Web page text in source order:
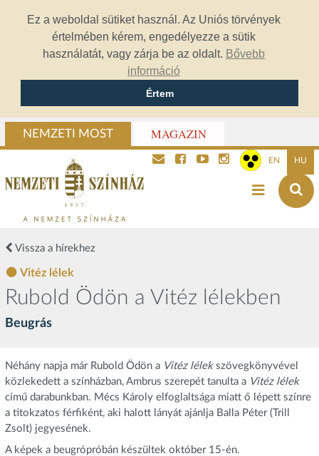
Ez a weboldal sütiket használ. Az Uniós törvények
értelmében kérem, engedélyezze a sütik
használatát, vagy zárja be az oldalt. Bővebb
információ
Értem
NEMZETI MOST MAGAZIN
EN HU
Vissza a hírekhez
Vitéz lélek
Rubold Ödön a Vitéz lélekben
Beugrás
Néhány napja már Rubold Ödön a Vitéz lélekszövegkönyvével
közlekedett a színházban, Ambrus szerepét tanulta a Vitéz lélek
című darabunkban. Mécs Károly elfoglaltsága miatt ő lépett színre
a titokzatos férfiként, aki halott lányát ajánlja Balla Péter (Trill
Zsolt) jegyesének.
A képek a beugrópróbán készültek október 15-én.